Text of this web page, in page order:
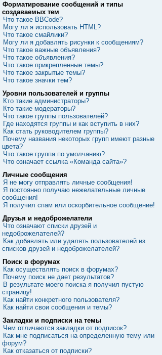
Форматирование сообщений и типы
создаваемых тем
Что такое BBCode?
Могу ли я использовать HTML?
Что такое смайлики?
Могу ли я добавлять рисунки к сообщениям?
Что такое важные объявления?
Что такое объявления?
Что такое прикрепленные темы?
Что такое закрытые темы?
Что такое значки тем?
Уровни пользователей и группы
Кто такие администраторы?
Кто такие модераторы?
Что такое группы пользователей?
Где находятся группы и как вступить в них?
Как стать руководителем группы?
Почему названия некоторых групп имеют разные
цвета?
Что такое группа по умолчанию?
Что означает ссылка «Команда сайта»?
Личные сообщения
Я не могу отправлять личные сообщения!
Я постоянно получаю нежелательные личные
сообщения!
Я получил спам или оскорбительное сообщение!
Друзья и недоброжелатели
Что означают списки друзей и
недоброжелателей?
Как добавлять или удалять пользователей из
списков друзей и недоброжелателей?
Поиск в форумах
Как осуществлять поиск в форумах?
Почему поиск не дает результатов?
В результате моего поиска я получил пустую
страницу!
Как найти конкретного пользователя?
Как найти свои сообщения и темы?
Закладки и подписки на темы
Чем отличаются закладки от подписок?
Как мне подписаться на определенную тему или
форум?
Как отказаться от подписки?